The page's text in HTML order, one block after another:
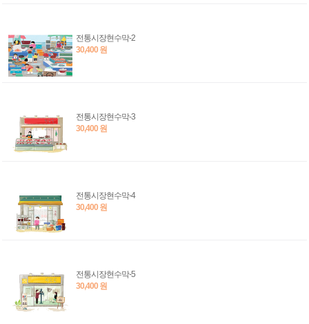
전통시장현수막-2
30,400 원
전통시장현수막-3
30,400 원
전통시장현수막-4
30,400 원
전통시장현수막-5
30,400 원